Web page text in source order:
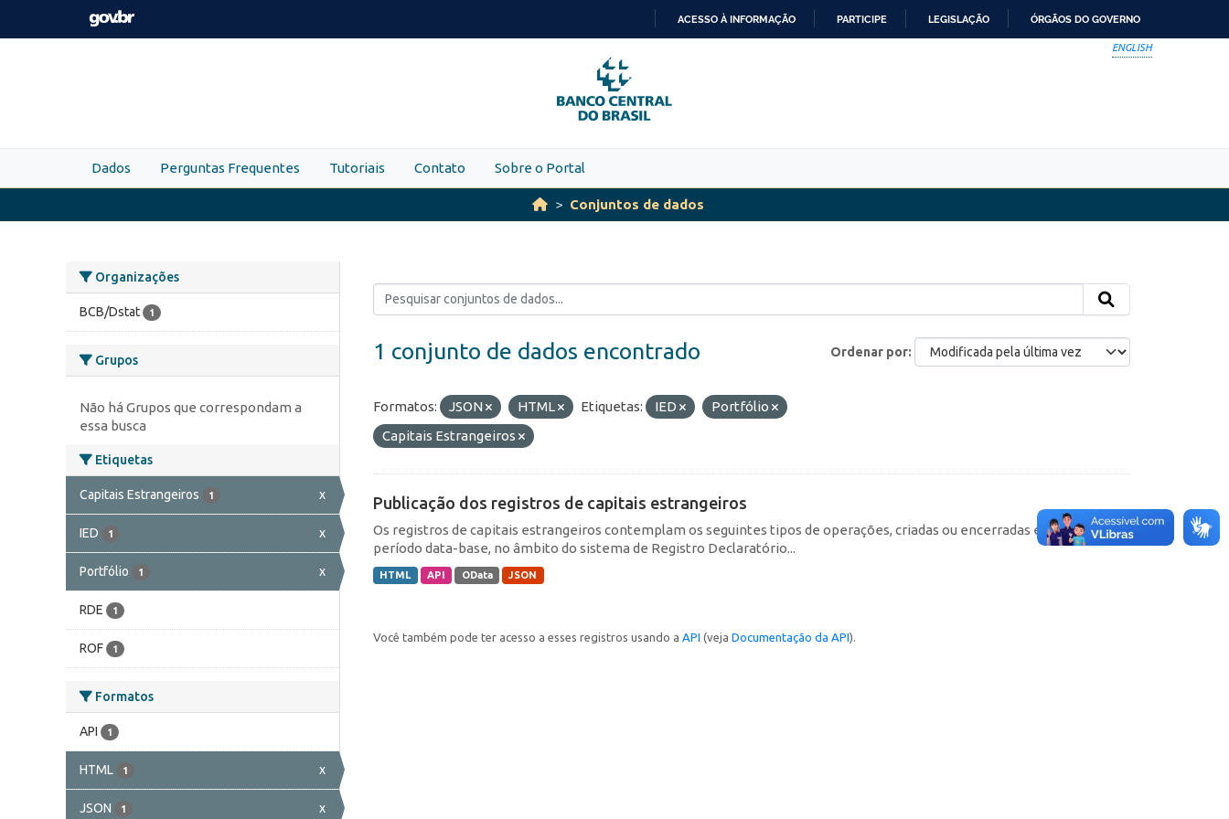
Skip to main content
PARA
O
CONTEÚDO
ACESSO À INFORMAÇÃO PARTICIPE LEGISLAÇÃO ÓRGÃOS DO GOVERNO
ENGLISH
Dados Perguntas Frequentes Tutoriais Contato Sobre o Portal
Conjuntos de dados
Organizações
BCB/Dstat 1
Grupos
Não há Grupos que correspondam a
essa busca
Etiquetas
Capitais Estrangeiros 1 x
IED 1 x
Portfólio 1 x
RDE 1
ROF 1
Formatos
API 1
HTML 1 x
JSON 1 x
Ordenar por
1 conjunto de dados encontrado
Formatos: JSON HTML Etiquetas: IED
Portfólio
Capitais Estrangeiros
Publicação dos registros de capitais estrangeiros
Os registros de capitais estrangeiros contemplam os seguintes tipos de operações, criadas ou encerradas em cada
período data-base, no âmbito do sistema de Registro Declaratório...
HTML API OData JSON
Você também pode ter acesso a esses registros usando a API (veja Documentação da API).